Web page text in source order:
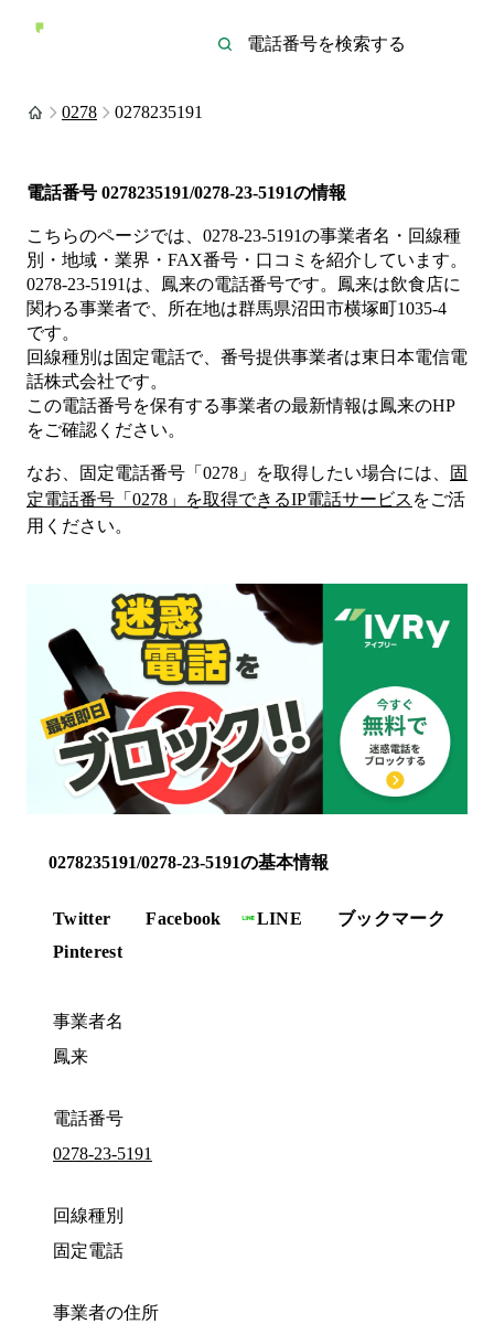
0278 0278235191
電話番号 0278235191/0278-23-5191の情報
こちらのページでは、 0278-23-5191の事業者名・回線種
別・地域・業界・FAX番号・口コミを紹介しています。
0278-23-5191 は、 鳳来の電話番号です。 鳳来は飲食店に
関わる事業者で、所在地は群馬県沼田市横塚町1035-4
です。
回線種別は固定電話で、番号提供事業者は東日本電信電
話株式会社です。
この電話番号を保有する事業者の最新情報は鳳来のHP
をご確認ください。
なお、固定電話番号「 0278 」を取得したい場合には、
固
定電話番号「 0278 」を取得できるIP電話サービス をご活
用ください。
0278235191/0278-23-5191の基本情報
Twitter Facebook LINE
ブックマーク
Pinterest
事業者名
鳳来
電話番号
0278-23-5191
回線種別
固定電話
事業者の住所